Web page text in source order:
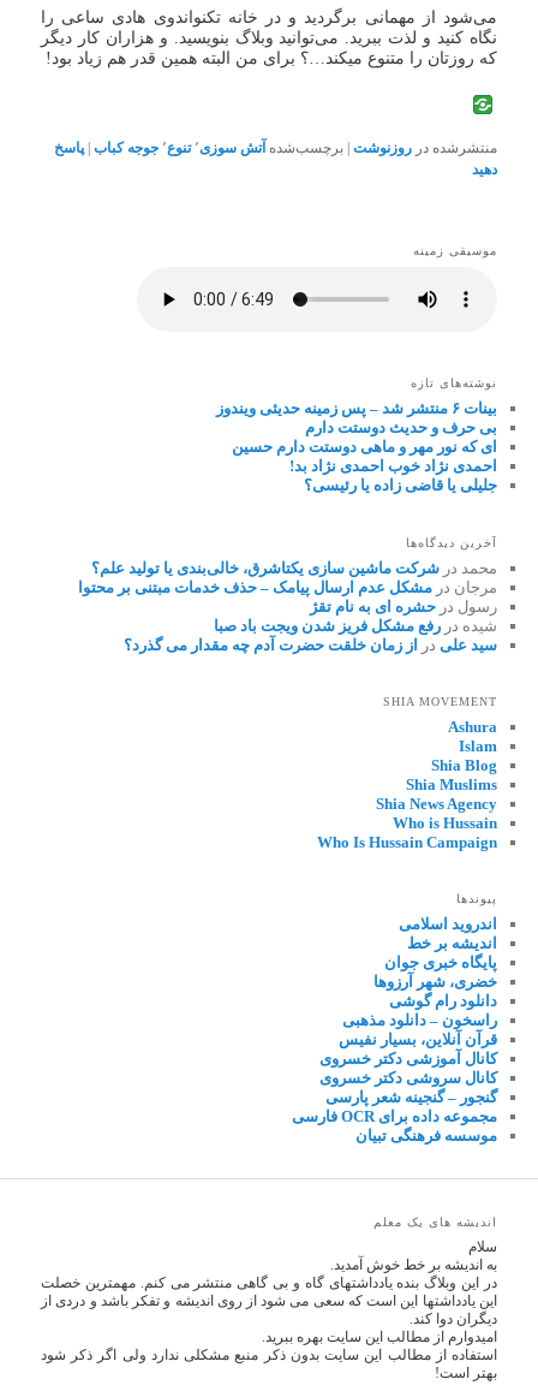
می‌شود از مهمانی برگردید و در خانه تکنواندوی هادی ساعی را
نگاه کنید و لذت ببرید. می‌توانید وبلاگ بنویسید. و هزاران کار دیگر
که روزتان را متنوع می‏کند…؟ برای من البته همین قدر هم زیاد بود!
منتشرشده در روزنوشت |برچسب‌شده آتش سوزی٬ تنوع٬ جوجه کباب |پاسخ
دهید
موسیقی زمینه
نوشته‌های تازه
بینات ۶ منتشر شد – پس زمینه حدیثی ویندوز
بی حرف و حدیث دوستت دارم
ای که نور مهر و ماهی دوستت دارم حسین
احمدی نژاد خوب احمدی نژاد بد!
جلیلی یا قاضی زاده یا رئیسی؟
آخرین دیدگاه‌ها
محمد درشرکت ماشین سازی یکتاشرق، خالی‌بندی یا تولید علم؟
مرجان درمشکل عدم ارسال پیامک – حذف خدمات مبتنی بر محتوا
رسول درحشره ای به نام تقژ
شیده دررفع مشکل فریز شدن ویجت باد صبا
سید علی در از زمان خلقت حضرت آدم چه مقدار می گذرد؟
SHIA MOVEMENT
Ashura
Islam
Shia Blog
Shia Muslims
Shia News Agency
Who is Hussain
Who Is Hussain Campaign
پیوندها
اندروید اسلامی
اندیشه بر خط
پایگاه خبری جوان
خضری، شهر آرزوها
دانلود رام گوشی
راسخون – دانلود مذهبی
قرآن آنلاین، بسیار نفیس
کانال آموزشی دکتر خسروی
کانال سروشی دکتر خسروی
گنجور – گنجینه شعر پارسی
مجموعه داده برای OCR فارسی
موسسه فرهنگی تبیان
اندیشه های یک معلم
سلام
به اندیشه بر خط خوش آمدید.
در این وبلاگ بنده یادداشتهای گاه و بی گاهی منتشر می کنم. مهمترین خصلت
این یادداشتها این است که سعی می شود از روی اندیشه و تفکر باشد و دردی از
دیگران دوا کند.
امیدوارم از مطالب این سایت بهره ببرید.
استفاده از مطالب این سایت بدون ذکر منبع مشکلی ندارد ولی اگر ذکر شود
بهتر است!